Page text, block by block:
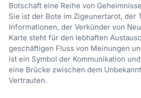
Botschaft eine Reihe von
Sie ist der Bote im Zigeunertarot, der
Informationen, der Verkünder von
Karte steht für den lebhaften
geschäftigen Fluss von Meinungen
ist ein Symbol der Kommunikation
eine Brücke zwischen dem
Vertrauten.